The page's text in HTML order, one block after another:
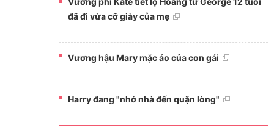
đã đi vừa cỡ giày của mẹ
Vương hậu Mary mặc áo của con gái
Harry đang "nhớ nhà đến quặn lòng"